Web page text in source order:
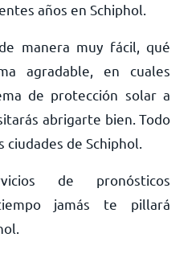
años en Schiphol.
manera muy fácil, qué
agradable, en cuales
de protección solar a
abrigarte bien. Todo
de Schiphol.
de pronósticos
jamás te pillará